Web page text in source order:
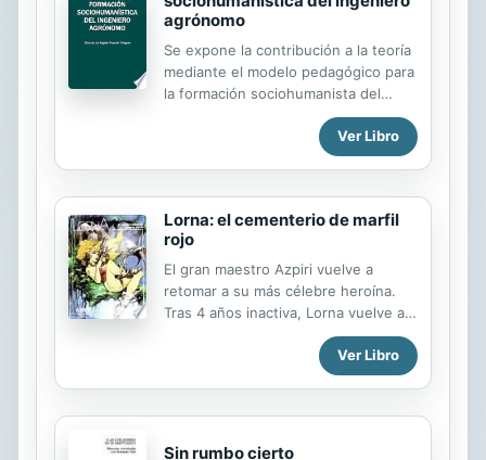
agrónomo
Se expone la contribución a la teoría
mediante el modelo pedagógico para
la formación sociohumanista del
ingeniero agrónomo. Se revela la
proyección del objeto de estudio en
tres planos, desde diferentes
la relación entre las configuraciones
que le son inherentes, las que se
traducen en las dimensiones y
cualidades deseadas, a partir del
sistema de valores a formar en los
niveles del proceso. Se presenta
formación sociohumanista del
ingeniero agrónomo la concepción
constituye...
Ver Libro
Lorna: el cementerio de marfil
rojo
El gran maestro Azpiri vuelve a
retomar a su más célebre heroína.
Tras 4 años inactiva, Lorna vuelve a
surcar los mares espaciales en esta
nueva e inédita aventura. . Esta vez
irá acompañada del doctor en
un tipo que esconde bajo su
enclenque apariencia algún que otro
Ver Libro
Sin rumbo cierto